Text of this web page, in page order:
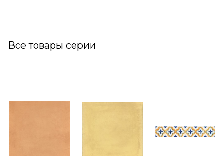
Все товары серии